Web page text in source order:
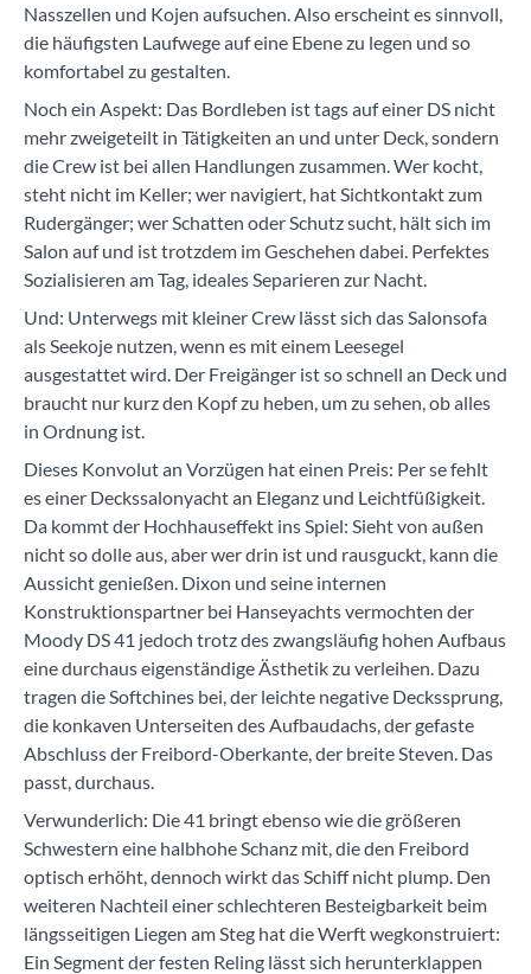
Nasszellen und Kojen aufsuchen. Also erscheint es sinnvoll,
die häufigsten Laufwege auf eine Ebene zu legen und so
komfortabel zu gestalten.
Noch ein Aspekt: Das Bordleben ist tags auf einer DS nicht
mehr zweigeteilt in Tätigkeiten an und unter Deck, sondern
die Crew ist bei allen Handlungen zusammen. Wer kocht,
steht nicht im Keller; wer navigiert, hat Sichtkontakt zum
Rudergänger; wer Schatten oder Schutz sucht, hält sich im
Salon auf und ist trotzdem im Geschehen dabei. Perfektes
Sozialisieren am Tag, ideales Separieren zur Nacht.
Und: Unterwegs mit kleiner Crew lässt sich das Salonsofa
als Seekoje nutzen, wenn es mit einem Leesegel
ausgestattet wird. Der Freigänger ist so schnell an Deck und
braucht nur kurz den Kopf zu heben, um zu sehen, ob alles
in Ordnung ist.
Dieses Konvolut an Vorzügen hat einen Preis: Per se fehlt
es einer Deckssalonyacht an Eleganz und Leichtfüßigkeit.
Da kommt der Hochhauseffekt ins Spiel: Sieht von außen
nicht so dolle aus, aber wer drin ist und rausguckt, kann die
Aussicht genießen. Dixon und seine internen
Konstruktionspartner bei Hanseyachts vermochten der
Moody DS 41 jedoch trotz des zwangsläufig hohen Aufbaus
eine durchaus eigenständige Ästhetik zu verleihen. Dazu
tragen die Softchines bei, der leichte negative Deckssprung,
die konkaven Unterseiten des Aufbaudachs, der gefaste
Abschluss der Freibord-Oberkante, der breite Steven. Das
passt, durchaus.
Verwunderlich: Die 41 bringt ebenso wie die größeren
Schwestern eine halbhohe Schanz mit, die den Freibord
optisch erhöht, dennoch wirkt das Schiff nicht plump. Den
weiteren Nachteil einer schlechteren Besteigbarkeit beim
längsseitigen Liegen am Steg hat die Werft wegkonstruiert:
Ein Segment der festen Reling lässt sich herunterklappen